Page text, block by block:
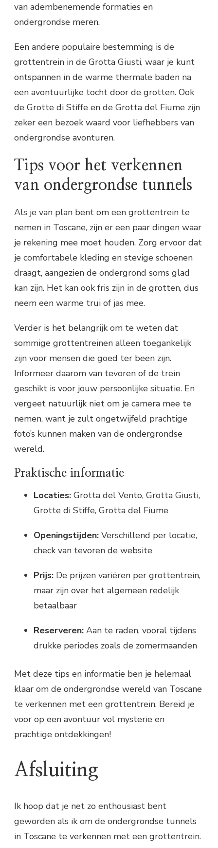
van adembenemende formaties en
ondergrondse meren.
Een andere populaire bestemming is de
grottentrein in de Grotta Giusti, waar je kunt
ontspannen in de warme thermale baden na
een avontuurlijke tocht door de grotten. Ook
de Grotte di Stiffe en de Grotta del Fiume zijn
zeker een bezoek waard voor liefhebbers van
ondergrondse avonturen.
Tips voor het verkennen
van ondergrondse tunnels
Als je van plan bent om een grottentrein te
nemen in Toscane, zijn er een paar dingen waar
je rekening mee moet houden. Zorg ervoor dat
je comfortabele kleding en stevige schoenen
draagt, aangezien de ondergrond soms glad
kan zijn. Het kan ook fris zijn in de grotten, dus
neem een warme trui of jas mee.
Verder is het belangrijk om te weten dat
sommige grottentreinen alleen toegankelijk
zijn voor mensen die goed ter been zijn.
Informeer daarom van tevoren of de trein
geschikt is voor jouw persoonlijke situatie. En
vergeet natuurlijk niet om je camera mee te
nemen, want je zult ongetwijfeld prachtige
foto’s kunnen maken van de ondergrondse
wereld.
Praktische informatie
Locaties: Grotta del Vento, Grotta Giusti,
Grotte di Stiffe, Grotta del Fiume
Openingstijden: Verschillend per locatie,
check van tevoren de website
Prijs: De prijzen variëren per grottentrein,
maar zijn over het algemeen redelijk
betaalbaar
Reserveren: Aan te raden, vooral tijdens
drukke periodes zoals de zomermaanden
Met deze tips en informatie ben je helemaal
klaar om de ondergrondse wereld van Toscane
te verkennen met een grottentrein. Bereid je
voor op een avontuur vol mysterie en
prachtige ontdekkingen!
Afsluiting
Ik hoop dat je net zo enthousiast bent
geworden als ik om de ondergrondse tunnels
in Toscane te verkennen met een grottentrein.